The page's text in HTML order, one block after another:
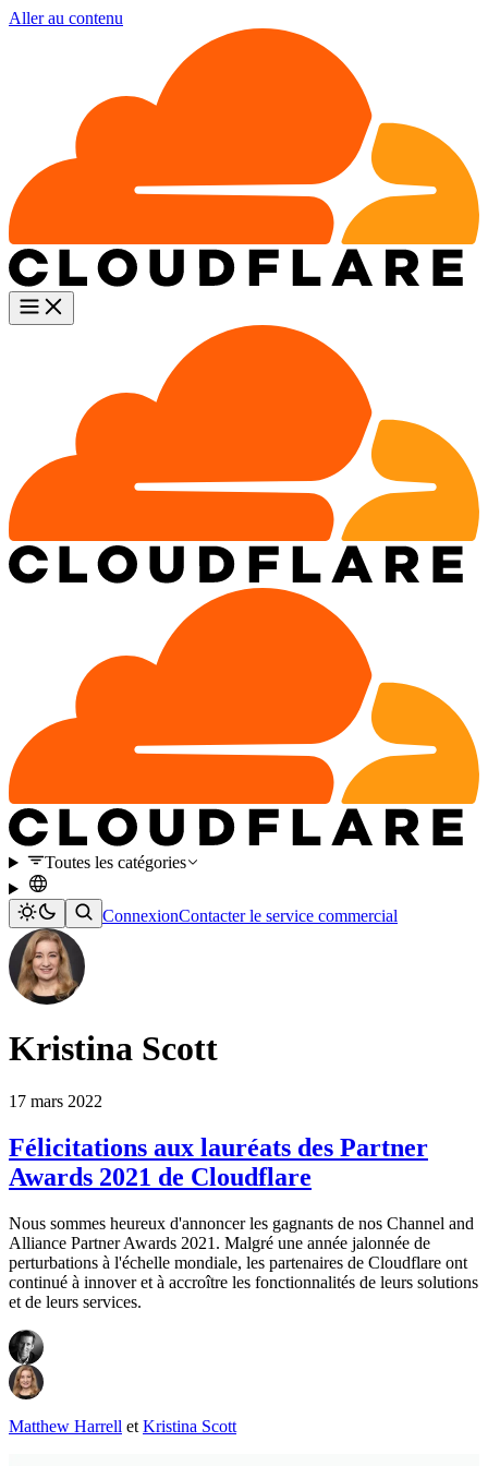
Aller au contenu
Toutes les catégories
ConnexionContacter le service commercial
Kristina Scott
17 mars 2022
Félicitations aux lauréats des Partner
Awards 2021 de Cloudflare
Nous sommes heureux d'annoncer les gagnants de nos Channel and
Alliance Partner Awards 2021. Malgré une année jalonnée de
perturbations à l'échelle mondiale, les partenaires de Cloudflare ont
continué à innover et à accroître les fonctionnalités de leurs solutions
et de leurs services.
Matthew Harrell et Kristina Scott